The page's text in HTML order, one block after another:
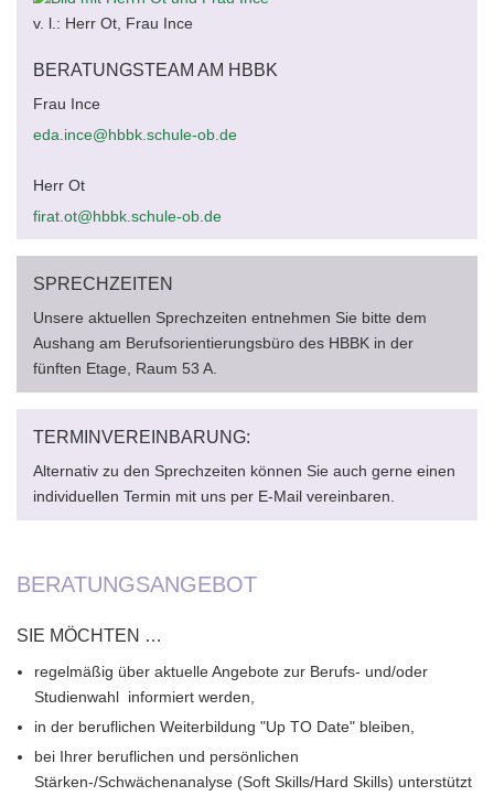
v. l.: Herr Ot, Frau Ince
BERATUNGSTEAM AM HBBK
Frau Ince
eda.ince@hbbk.schule-ob.de
Herr Ot
firat.ot@hbbk.schule-ob.de
SPRECHZEITEN
Unsere aktuellen Sprechzeiten entnehmen Sie bitte dem
Aushang am Berufsorientierungsbüro des HBBK in der
fünften Etage, Raum 53 A.
TERMINVEREINBARUNG:
Alternativ zu den Sprechzeiten können Sie auch gerne einen
individuellen Termin mit uns per E-Mail vereinbaren.
BERATUNGSANGEBOT
SIE MÖCHTEN …
regelmäßig über aktuelle Angebote zur Berufs- und/oder
Studienwahl informiert werden,
in der beruflichen Weiterbildung "Up TO Date" bleiben,
bei Ihrer beruflichen und persönlichen
Stärken-/Schwächenanalyse (Soft Skills/Hard Skills) unterstützt